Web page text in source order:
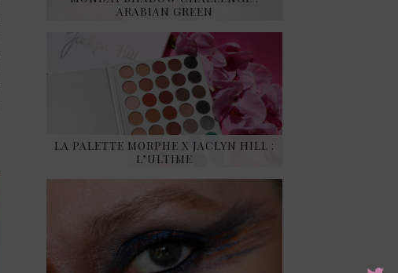
ARABIAN GREEN
LA PALETTE MORPHE X JACLYN HILL :
L’ULTIME